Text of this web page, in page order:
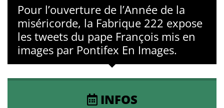
Pour l’ouverture de l’Année de la
miséricorde, la Fabrique 222 expose
les tweets du pape François mis en
images par Pontifex En Images.
INFOS